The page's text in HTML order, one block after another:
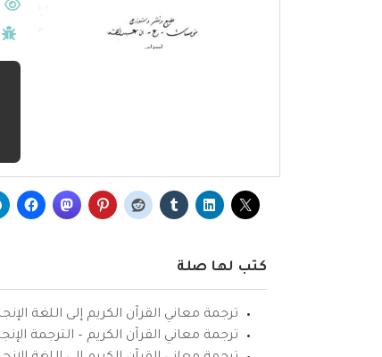
كتب لها صلة
ترجمة معاني القرآن الكريم إلى اللغة
ترجمة معاني القرآن الكريم – الترجمة